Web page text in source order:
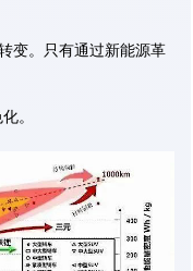
变。只有通过新能源革
。